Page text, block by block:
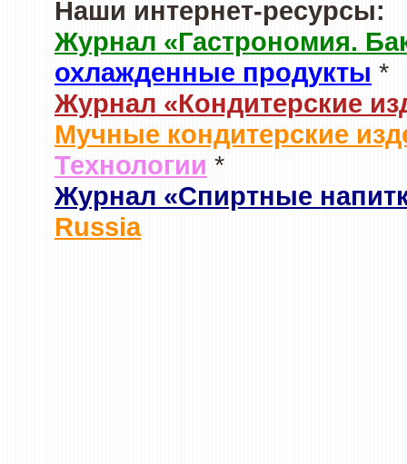
Наши интернет-ресурсы:
Журнал «Гастрономия.
охлажденные продукты *
Журнал «Кондитерские
Мучные кондитерские
Технологии *
Журнал «Спиртные
Russia